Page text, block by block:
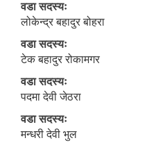
वडा सदस्यः
लोकेन्द्र बहादुर बोहरा
वडा सदस्यः
टेक बहादुर रोकामगर
वडा सदस्यः
पदमा देवी जेठरा
वडा सदस्यः
मन्धरी देवी भुल